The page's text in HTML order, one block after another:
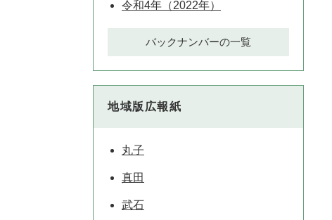
令和4年（2022年）
バックナンバーの一覧
地域版広報紙
丸子
真田
武石